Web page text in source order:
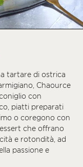
tartare di ostrica
Chaource
con
piatti preparati
o coregono con
che offrano
e rotondità, ad
passione e